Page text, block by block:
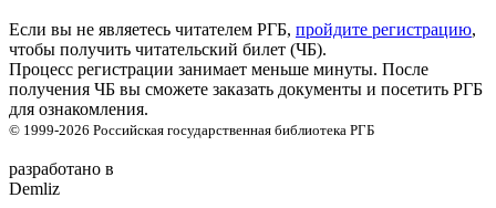
Если вы не являетесь читателем РГБ, пройдите регистрацию,
чтобы получить читательский билет (ЧБ).
Процесс регистрации занимает меньше минуты. После
получения ЧБ вы сможете заказать документы и посетить РГБ
для ознакомления.
© 1999-2026 Российская государственная библиотека РГБ
разработано в
Demliz